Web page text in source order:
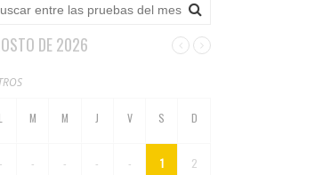
DE 2026
- - - - - 1 2